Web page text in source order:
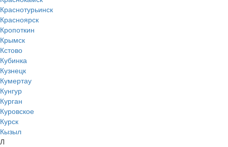
Краснотурьинск
Красноярск
Кропоткин
Крымск
Кстово
Кубинка
Кузнецк
Кумертау
Кунгур
Курган
Куровское
Курск
Кызыл
Л